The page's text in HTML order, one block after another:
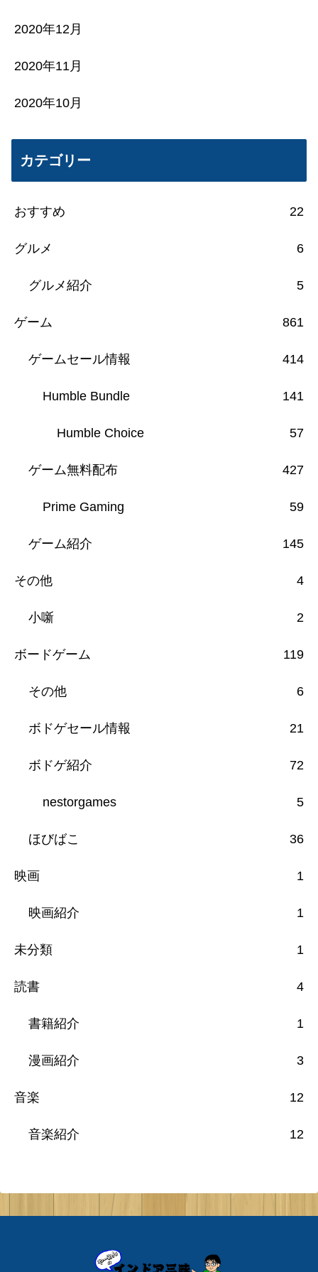
2020年12月
2020年11月
2020年10月
カテゴリー
おすすめ 22
グルメ 6
グルメ紹介 5
ゲーム 861
ゲームセール情報 414
Humble Bundle 141
Humble Choice 57
ゲーム無料配布 427
Prime Gaming 59
ゲーム紹介 145
その他 4
小噺 2
ボードゲーム 119
その他 6
ボドゲセール情報 21
ボドゲ紹介 72
nestorgames 5
ほびばこ 36
映画 1
映画紹介 1
未分類 1
読書 4
書籍紹介 1
漫画紹介 3
音楽 12
音楽紹介 12